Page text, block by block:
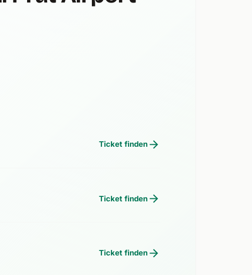
Ticket finden
Ticket finden
Ticket finden